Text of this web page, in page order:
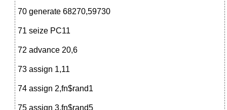
70 generate 68270,59730
71 seize PC11
72 advance 20,6
73 assign 1,11
74 assign 2,fn$rand1
75 assign 3,fn$rand5